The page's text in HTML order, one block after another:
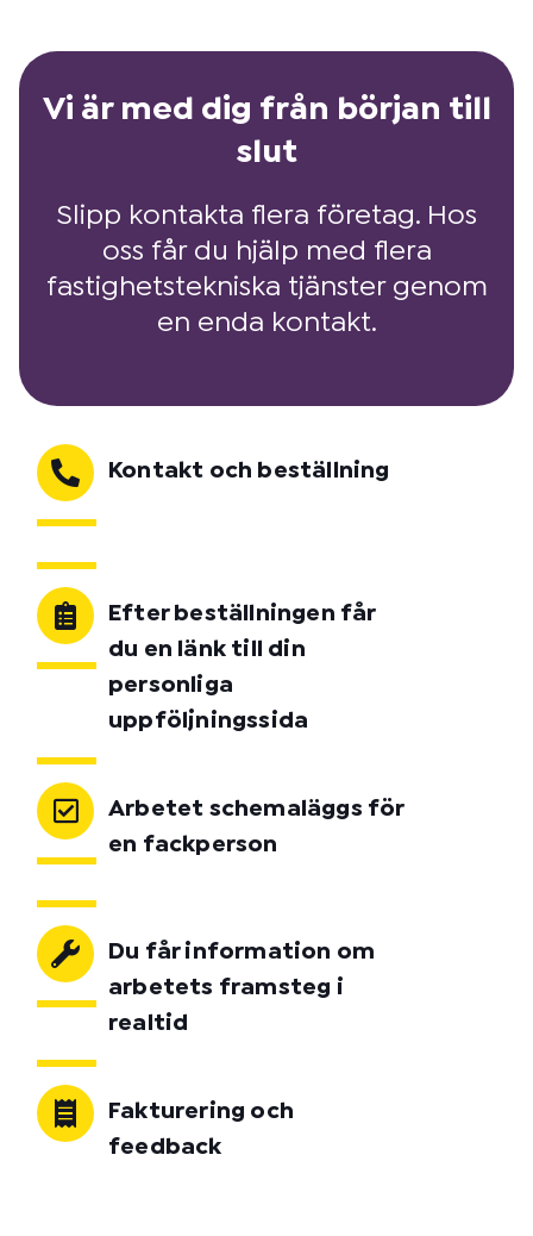
Vi är med dig från början till
slut
Slipp kontakta flera företag. Hos
oss får du hjälp med flera
fastighetstekniska tjänster genom
en enda kontakt.
Kontakt och beställning
Efter beställningen får
du en länk till din
personliga
uppföljningssida
Arbetet schemaläggs för
en fackperson
Du får information om
arbetets framsteg i
realtid
Fakturering och
feedback